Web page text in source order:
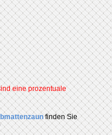
eine prozentuale
finden Sie